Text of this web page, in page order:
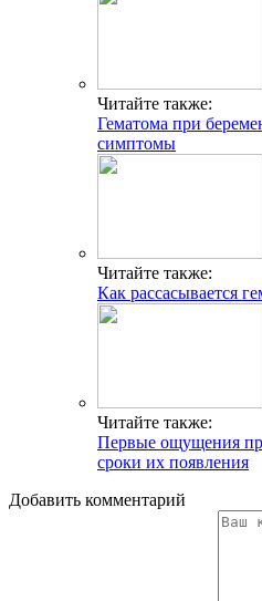
Читайте также:
Гематома при
симптомы
Читайте также:
Как рассасывается
Читайте также:
Первые ощущения
сроки их появления
Добавить комментарий